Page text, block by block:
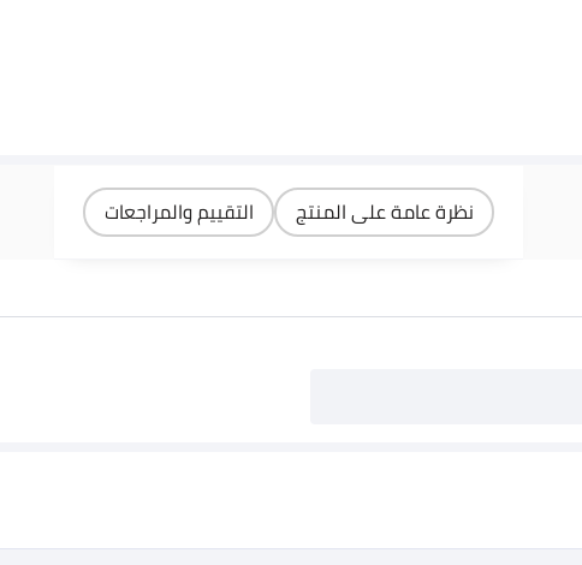
نظرة عامة على المنتج التقييم والمراجعات